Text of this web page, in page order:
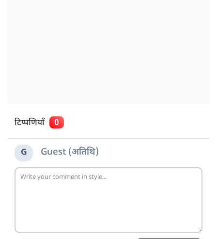
टिप्पणियाँ 0
G Guest (अतिथि)